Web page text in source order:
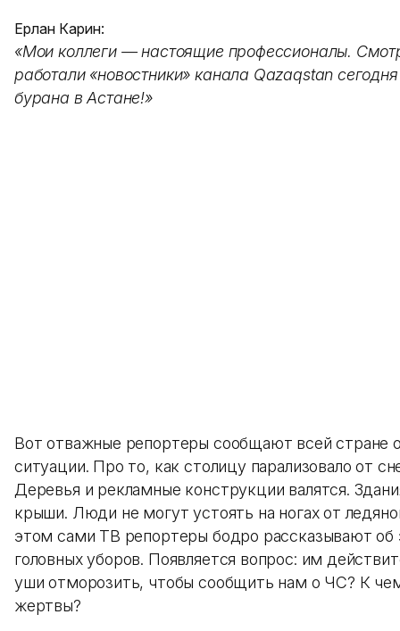
Ерлан Карин:
«Мои коллеги — настоящие профессионалы.
работали «новостники» канала Qazaqstan
бурана в Астане!»
Вот отважные репортеры сообщают всей стране
ситуации. Про то, как столицу парализовало от
Деревья и рекламные конструкции валятся.
крыши. Люди не могут устоять на ногах от
этом сами ТВ репортеры бодро рассказывают об
головных уборов. Появляется вопрос: им
уши отморозить, чтобы сообщить нам о ЧС? К
жертвы?